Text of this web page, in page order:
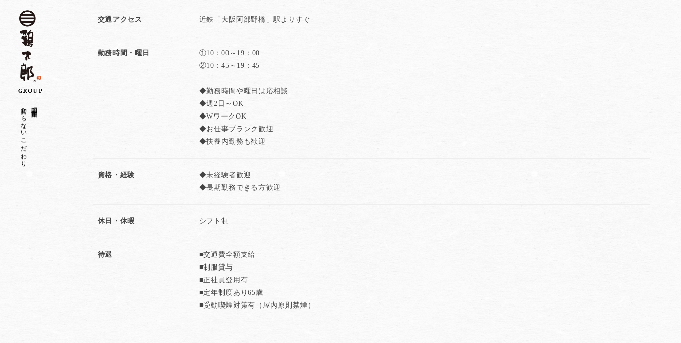
変わらないこだわり
交通アクセス 近鉄「大阪阿部野橋」駅よりすぐ
勤務時間・曜日
①10：00～19：00
②10：45～19：45
◆勤務時間や曜日は応相談
◆週2日～OK
◆WワークOK
◆お仕事ブランク歓迎
◆扶養内勤務も歓迎
資格・経験
◆未経験者歓迎
◆長期勤務できる方歓迎
休日・休暇 シフト制
待遇
■交通費全額支給
■制服貸与
■正社員登用有
■定年制度あり65歳
■受動喫煙対策有（屋内原則禁煙）